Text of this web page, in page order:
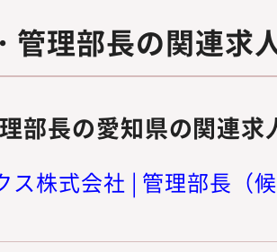
管理部長の関連求
部長の愛知県の関連求
ス株式会社 | 管理部長（